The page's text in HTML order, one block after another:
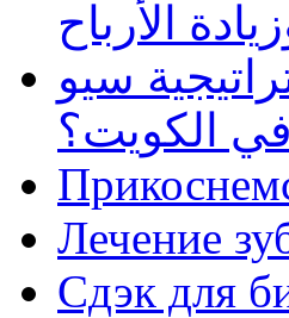
الأرباح
سيو
الكويت؟
Лечение
Сдэк для